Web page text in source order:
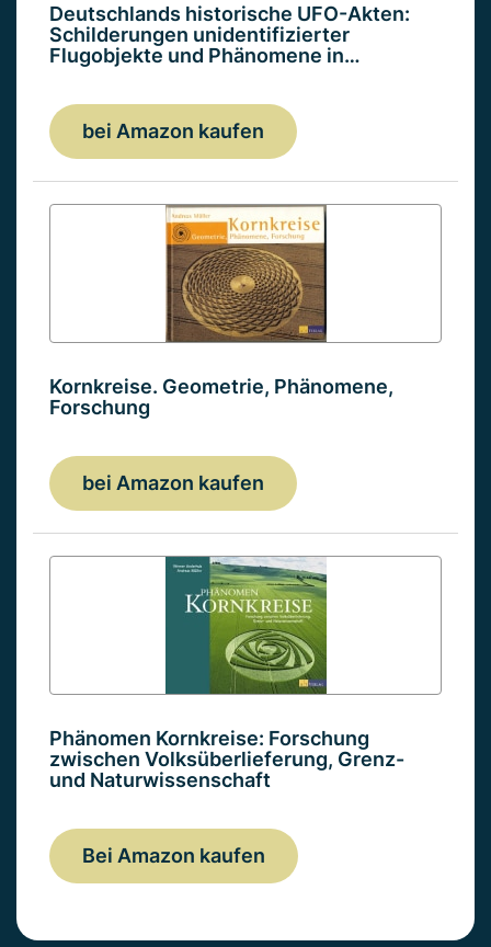
Deutschlands historische UFO-Akten:
Schilderungen unidentifizierter
Flugobjekte und Phänomene in…
bei Amazon kaufen
Kornkreise. Geometrie, Phänomene,
Forschung
bei Amazon kaufen
Phänomen Kornkreise: Forschung
zwischen Volksüberlieferung, Grenz-
und Naturwissenschaft
Bei Amazon kaufen